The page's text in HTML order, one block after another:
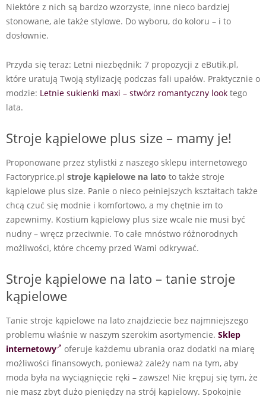
Niektóre z nich są bardzo wzorzyste, inne nieco bardziej
stonowane, ale także stylowe. Do wyboru, do koloru – i to
dosłownie.
Przyda się teraz: Letni niezbędnik: 7 propozycji z eButik.pl,
które uratują Twoją stylizację podczas fali upałów. Praktycznie o
modzie: Letnie sukienki maxi – stwórz romantyczny look tego
lata.
Stroje kąpielowe plus size – mamy je!
Proponowane przez stylistki z naszego sklepu internetowego
Factoryprice.pl stroje kąpielowe na lato to także stroje
kąpielowe plus size. Panie o nieco pełniejszych kształtach także
chcą czuć się modnie i komfortowo, a my chętnie im to
zapewnimy. Kostium kąpielowy plus size wcale nie musi być
nudny – wręcz przeciwnie. To całe mnóstwo różnorodnych
możliwości, które chcemy przed Wami odkrywać.
Stroje kąpielowe na lato – tanie stroje
kąpielowe
Tanie stroje kąpielowe na lato znajdziecie bez najmniejszego
problemu właśnie w naszym szerokim asortymencie. Sklep
internetowy
oferuje każdemu ubrania oraz dodatki na miarę
możliwości finansowych, ponieważ zależy nam na tym, aby
moda była na wyciągnięcie ręki – zawsze! Nie krępuj się tym, że
nie masz zbyt dużo pieniędzy na strój kąpielowy. Spokojnie